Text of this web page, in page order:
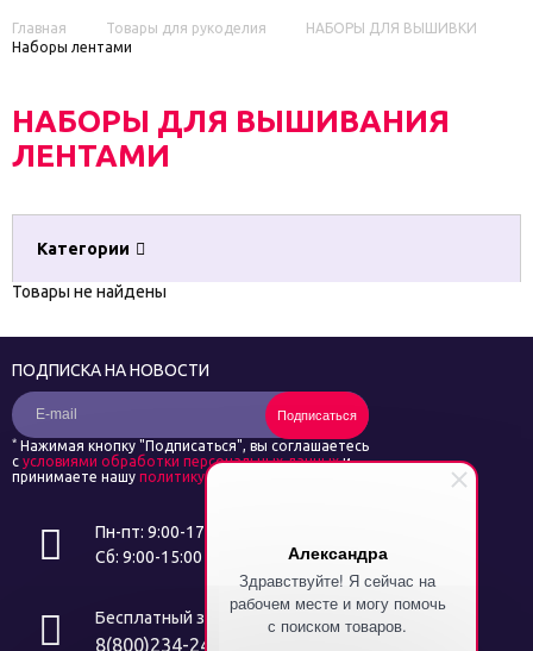
Александра
Здравствуйте! Я сейчас на
рабочем месте и могу помочь
с поиском товаров.
Главная Товары для рукоделия
НАБОРЫ ДЛЯ ВЫШИВКИ
Наборы лентами
НАБОРЫ ДЛЯ ВЫШИВАНИЯ
ЛЕНТАМИ
Категории
Товары не найдены
Пн-пт: 9:00-17:00
Сб: 9:00-15:00
Бесплатный звонок
8(800)234-24-14
ПОДПИСКА НА НОВОСТИ
Подписаться
* Нажимая кнопку "Подписаться", вы соглашаетесь
с условиями обработки персональных данныхи
принимаете нашу политику конфиденциальности